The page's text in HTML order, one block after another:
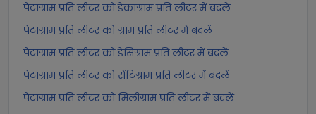
पेटाग्राम प्रति लीटर को डेकाग्राम प्रति लीटर में बदलें
पेटाग्राम प्रति लीटर को ग्राम प्रति लीटर में बदलें
पेटाग्राम प्रति लीटर को डेसिग्राम प्रति लीटर में बदलें
पेटाग्राम प्रति लीटर को सेंटिग्राम प्रति लीटर में बदलें
पेटाग्राम प्रति लीटर को मिलीग्राम प्रति लीटर में बदलें